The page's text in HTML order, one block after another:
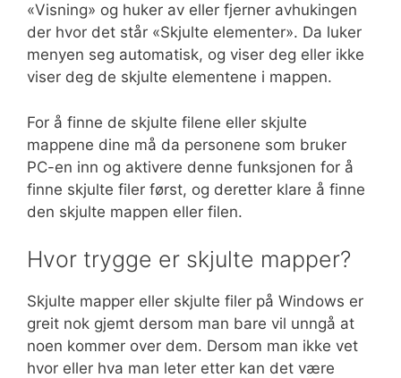
«Visning» og huker av eller fjerner avhukingen
der hvor det står «Skjulte elementer». Da luker
menyen seg automatisk, og viser deg eller ikke
viser deg de skjulte elementene i mappen.
For å finne de skjulte filene eller skjulte
mappene dine må da personene som bruker
PC-en inn og aktivere denne funksjonen for å
finne skjulte filer først, og deretter klare å finne
den skjulte mappen eller filen.
Hvor trygge er skjulte mapper?
Skjulte mapper eller skjulte filer på Windows er
greit nok gjemt dersom man bare vil unngå at
noen kommer over dem. Dersom man ikke vet
hvor eller hva man leter etter kan det være